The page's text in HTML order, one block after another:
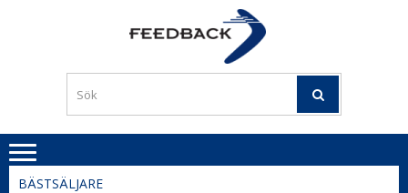
TIL
BESTE
PRISER
BÄSTSÄLJARE